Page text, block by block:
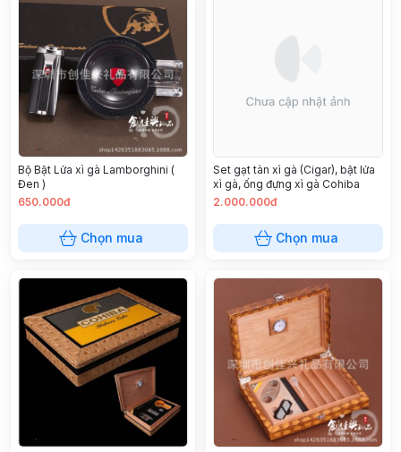
Bộ Bật Lửa xì gà Lamborghini (
Đen )
650.000đ
Chọn mua
Set gạt tàn xì gà (Cigar), bật lửa
xì gà, ống đựng xì gà Cohiba
2.000.000đ
Chọn mua